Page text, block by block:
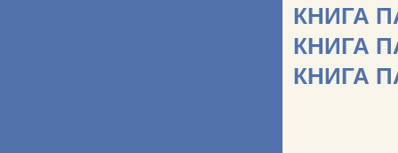
КНИГА
КНИГА
КНИГА